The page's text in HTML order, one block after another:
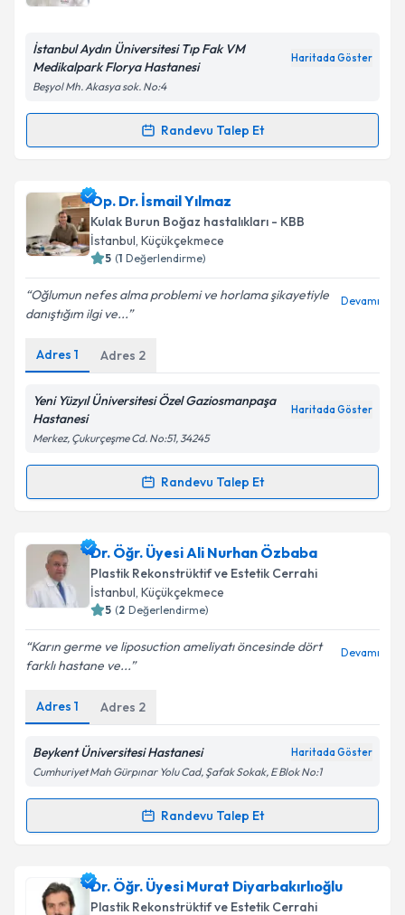
Kişisel verilerimin işlenmesine ilişkinAydınlatma
'ni okudum ve kişisel verilerimin belirtilen
kapsamda işlenmesini kabul ediyorum.
Takvim Talebini Gönder
İstanbul Aydın Üniversitesi Tıp Fak VM
Medikalpark Florya Hastanesi
Haritada Göster
Beşyol Mh. Akasya sok. No:4
Randevu Talep Et
Randevu Takvimi Talebi
Op. Dr. Pervin Eryılmaziçin randevu takvimi talebi
oluşturun. Size bu uzmandan randevu almanız için bir
takvim hazırlandığında e-posta ile bilgilendireceğiz.
Kişisel verilerimin işlenmesine ilişkin
Metni'ni okudum ve kişisel verilerimin belirtilen
kapsamda işlenmesini kabul ediyorum.
Op. Dr. İsmail Yılmaz
Kulak Burun Boğaz hastalıkları - KBB
İstanbul, Küçükçekmece
5 (1 Değerlendirme)
Oğlumun nefes alma problemi ve horlama şikayetiyle
danıştığım ilgi ve...
Devamı
Adres 1 Adres 2
Yeni Yüzyıl Üniversitesi Özel Gaziosmanpaşa
Hastanesi
Haritada Göster
Merkez, Çukurçeşme Cd. No:51, 34245
Randevu Talep Et
Randevu Takvimi Talebi
Op. Dr. İsmail Yılmaziçin randevu takvimi talebi
oluşturun. Size bu uzmandan randevu almanız için bir
takvim hazırlandığında e-posta ile bilgilendireceğiz.
Kişisel verilerimin işlenmesine ilişkin
Metni'ni okudum ve kişisel verilerimin belirtilen
kapsamda işlenmesini kabul ediyorum.
Takvim Talebini Gönder
Dr. Öğr. Üyesi Ali Nurhan Özbaba
Plastik Rekonstrüktif ve Estetik Cerrahi
İstanbul, Küçükçekmece
5 (2 Değerlendirme)
Karın germe ve liposuction ameliyatı öncesinde dört
farklı hastane ve...
Devamı
Adres 1 Adres 2
Beykent Üniversitesi Hastanesi Haritada Göster
Cumhuriyet Mah Gürpınar Yolu Cad, Şafak Sokak, E Blok No:1
Randevu Talep Et
Randevu Takvimi Talebi
Dr. Öğr. Üyesi Ali Nurhan Özbabaiçin randevu
takvimi talebi oluşturun. Size bu uzmandan randevu
Dr. Öğr. Üyesi Murat Diyarbakırlıoğlu
Plastik Rekonstrüktif ve Estetik Cerrahi